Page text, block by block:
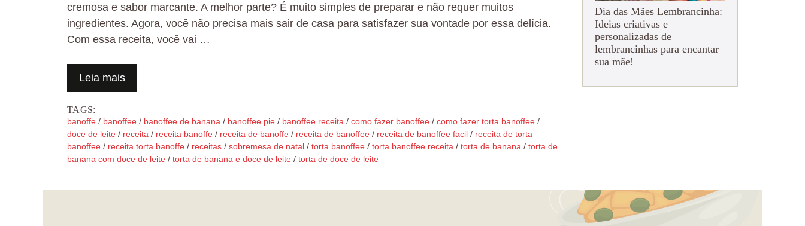
cremosa e sabor marcante. A melhor parte? É muito simples de preparar e não requer muitos
ingredientes. Agora, você não precisa mais sair de casa para satisfazer sua vontade por essa delícia.
Com essa receita, você vai …
Leia mais
TAGS:
banoffe / banoffee / banoffee de banana / banoffee pie / banoffee receita / como fazer banoffee / como fazer torta banoffee /
doce de leite / receita / receita banoffe / receita de banoffe / receita de banoffee / receita de banoffee facil / receita de torta
banoffee / receita torta banoffe / receitas / sobremesa de natal / torta banoffee / torta banoffee receita / torta de banana / torta de
banana com doce de leite / torta de banana e doce de leite / torta de doce de leite
Dia das Mães Lembrancinha:
Ideias criativas e
personalizadas de
lembrancinhas para encantar
sua mãe!